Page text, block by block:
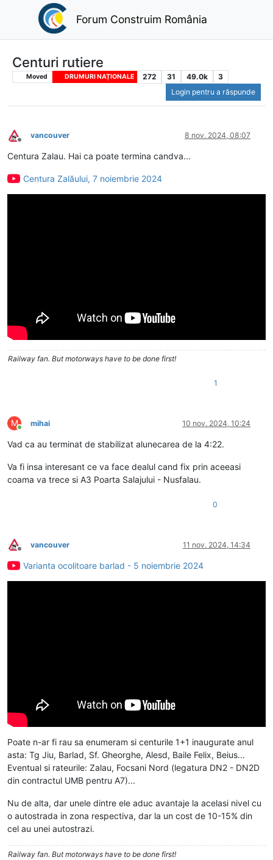
Forum Construim România
Centuri rutiere
Moved DRUMURI NAȚIONALE 272 31 49.0k
3
Login pentru a răspunde
Deconectat
vancouver 8 nov. 2024, 08:07
Centura Zalau. Hai ca poate termina candva...
Centura Zalăului, 7 noiembrie 2024
Railway fan. But motorways have to be done first!
1
M
Conectat
mihai 10 nov. 2024, 10:24
Vad ca au terminat de stabilizat alunecarea de la 4:22.
Va fi insa interesant ce va face dealul cand fix prin aceeasi
coama va trece si A3 Poarta Salajului - Nusfalau.
0
Deconectat
vancouver 11 nov. 2024, 14:34
Varianta ocolitoare barlad - 5 noiembrie 2024
Poate n-ar fi rau sa enumeram si centurile 1+1 inaugurate anul
asta: Tg Jiu, Barlad, Sf. Gheorghe, Alesd, Baile Felix, Beius...
Eventual si rateurile: Zalau, Focsani Nord (legatura DN2 - DN2D
din contractul UMB pentru A7)...
Nu de alta, dar unele dintre ele aduc avantaje la acelasi nivel cu
o autostrada in zona respectiva, dar la un cost de 10-15% din
cel au unei autostrazi.
Railway fan. But motorways have to be done first!